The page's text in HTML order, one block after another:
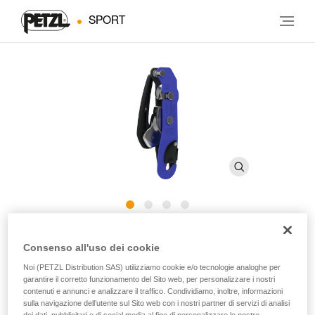
SPORT
STOP
Discensori da speleologia con sistema frenante assistito
La calata con frenaggio assistito per le vostre esplorazioni su
Consenso all'uso dei cookie
Noi (PETZL Distribution SAS) utilizziamo cookie e/o tecnologie analoghe per
garantire il corretto funzionamento del Sito web, per personalizzare i nostri
contenuti e annunci e analizzare il traffico. Condividiamo, inoltre, informazioni
sulla navigazione dell’utente sul Sito web con i nostri partner di servizi di analisi